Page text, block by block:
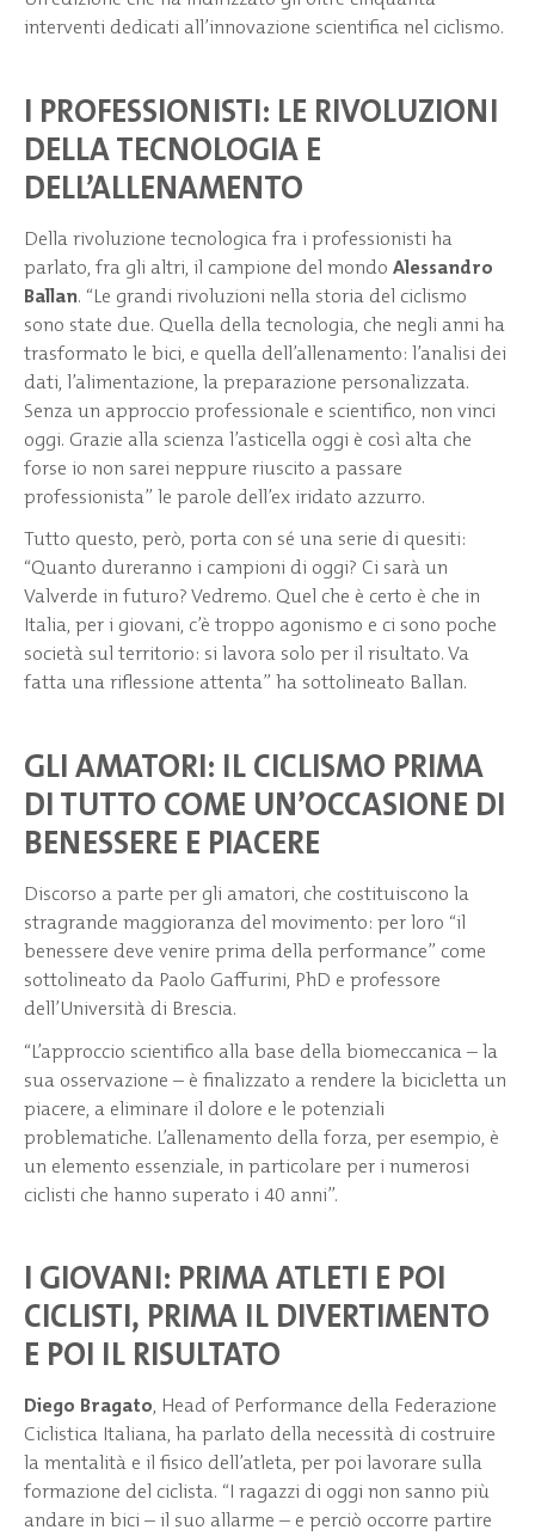
interventi dedicati all’innovazione scientifica nel ciclismo.
I PROFESSIONISTI: LE RIVOLUZIONI
DELLA TECNOLOGIA E
DELL’ALLENAMENTO
Della rivoluzione tecnologica fra i professionisti ha
parlato, fra gli altri, il campione del mondo Alessandro
Ballan. “Le grandi rivoluzioni nella storia del ciclismo
sono state due. Quella della tecnologia, che negli anni ha
trasformato le bici, e quella dell’allenamento: l’analisi dei
dati, l’alimentazione, la preparazione personalizzata.
Senza un approccio professionale e scientifico, non vinci
oggi. Grazie alla scienza l’asticella oggi è così alta che
forse io non sarei neppure riuscito a passare
professionista” le parole dell’ex iridato azzurro.
Tutto questo, però, porta con sé una serie di quesiti:
“Quanto dureranno i campioni di oggi? Ci sarà un
Valverde in futuro? Vedremo. Quel che è certo è che in
Italia, per i giovani, c’è troppo agonismo e ci sono poche
società sul territorio: si lavora solo per il risultato. Va
fatta una riflessione attenta” ha sottolineato Ballan.
GLI AMATORI: IL CICLISMO PRIMA
DI TUTTO COME UN’OCCASIONE DI
BENESSERE E PIACERE
Discorso a parte per gli amatori, che costituiscono la
stragrande maggioranza del movimento: per loro “il
benessere deve venire prima della performance” come
sottolineato da Paolo Gaffurini, PhD e professore
dell’Università di Brescia.
“L’approccio scientifico alla base della biomeccanica – la
sua osservazione – è finalizzato a rendere la bicicletta un
piacere, a eliminare il dolore e le potenziali
problematiche. L’allenamento della forza, per esempio, è
un elemento essenziale, in particolare per i numerosi
ciclisti che hanno superato i 40 anni”.
I GIOVANI: PRIMA ATLETI E POI
CICLISTI, PRIMA IL DIVERTIMENTO
E POI IL RISULTATO
Diego Bragato, Head of Performance della Federazione
Ciclistica Italiana, ha parlato della necessità di costruire
la mentalità e il fisico dell’atleta, per poi lavorare sulla
formazione del ciclista. “I ragazzi di oggi non sanno più
andare in bici – il suo allarme – e perciò occorre partire